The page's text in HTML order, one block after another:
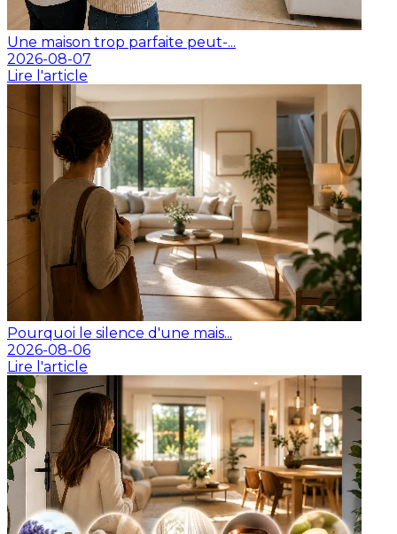
Une maison trop parfaite peut-...
2026-08-07
Lire l'article
Pourquoi le silence d'une mais...
2026-08-06
Lire l'article